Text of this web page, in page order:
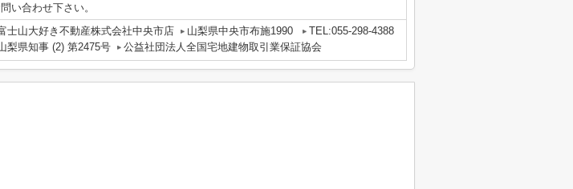
い合わせ下さい。
士山大好き不動産株式会社中央市店 山梨県中央市布施1990
TEL:055-298-4388
梨県知事 (2) 第2475号
公益社団法人全国宅地建物取引業保証協会